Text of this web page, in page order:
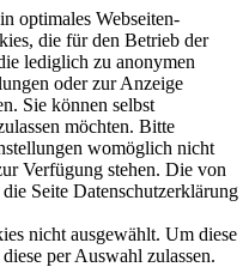
optimales Webseiten-
die für den Betrieb der
lediglich zu anonymen
oder zur Anzeige
Sie können selbst
möchten. Bitte
womöglich nicht
Verfügung stehen. Die von
Seite Datenschutzerklärung
nicht ausgewählt. Um diese
per Auswahl zulassen.